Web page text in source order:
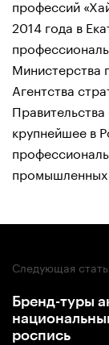
профессий
2014 года в
Министерства
Агентства
крупнейшее в
промышленных
Следующая
Бренд-туры
роспись